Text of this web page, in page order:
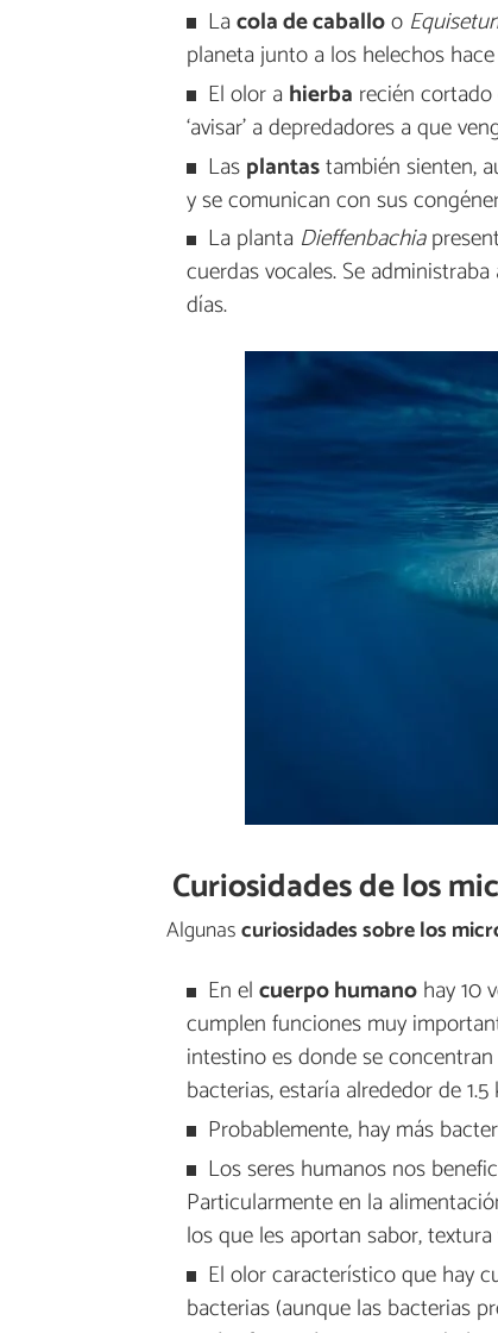
Lacola de caballoo
planeta junto a los helechos
El olor a hierba recién
‘avisar’ a depredadores a que
Lasplantastambién sienten,
y se comunican con sus
La planta Dieffenbachia
cuerdas vocales. Se
días.
Curiosidades de los
Algunascuriosidades sobre los
En elcuerpo humanohay 10
cumplen funciones muy
intestino es donde se
bacterias, estaría alrededor de 1.5
Probablemente, hay más
Los seres humanos nos
Particularmente en la
los que les aportan sabor,
El olor característico que hay
bacterias (aunque las bacterias